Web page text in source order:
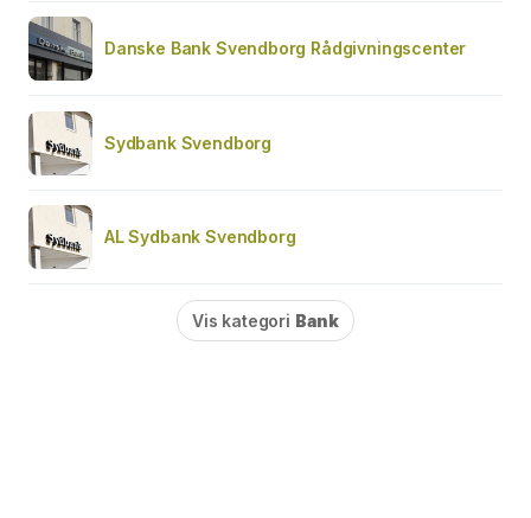
Danske Bank Svendborg Rådgivningscenter
Sydbank Svendborg
AL Sydbank Svendborg
Vis kategori Bank